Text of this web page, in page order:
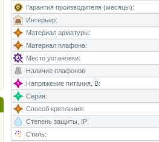
Гарантия производителя (месяцы):
Интерьер:
Материал арматуры:
Материал плафона:
Место установки:
Наличие плафонов
Напряжение питания, В:
Серия:
Способ крепления:
Степень защиты, IP:
Стиль: